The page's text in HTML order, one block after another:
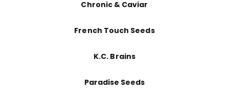
Chronic & Caviar
French Touch Seeds
K.C. Brains
Paradise Seeds